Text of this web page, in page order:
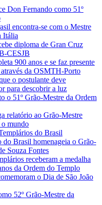
Don Fernando como 51º
encontra-se com o Mestre
Itália
diploma de Gran Cruz
CESJB
900 anos e se faz presente
da OSMTH-Porto
o postulante deve
para descobrir a luz
o 51º Grão-Mestre da Ordem
relatório ao Grão-Mestre
mundo
do Brasil
Brasil homenageia o Grão-
Souza Fontes
receberam a medalha
da Ordem do Templo
o Dia de São João
52º Grão-Mestre da